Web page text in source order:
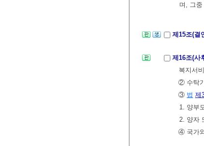
며, 그
제15조(결
제16조(사
복지서
② 수탁
③ 법 제
1. 양부
2. 양자
④ 국가